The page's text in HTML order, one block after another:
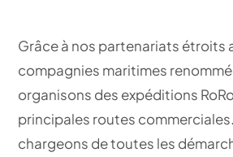
Grâce à nos partenariats étroits
compagnies maritimes
organisons des expéditions
principales routes
chargeons de toutes les